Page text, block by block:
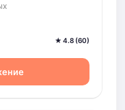
★ 4.8 (60)